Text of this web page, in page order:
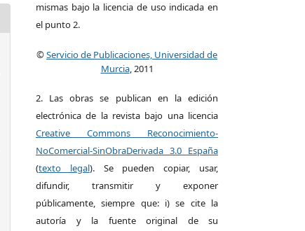
mismas bajo la licencia de uso indicada en
el punto 2.
©Servicio de Publicaciones, Universidad de
Murcia, 2011
2. Las obras se publican en la edición
electrónica de la revista bajo una licencia
Creative Commons Reconocimiento-
NoComercial-SinObraDerivada 3.0 España
(texto legal). Se pueden copiar, usar,
difundir, transmitir y exponer
públicamente, siempre que: i) se cite la
autoría y la fuente original de su